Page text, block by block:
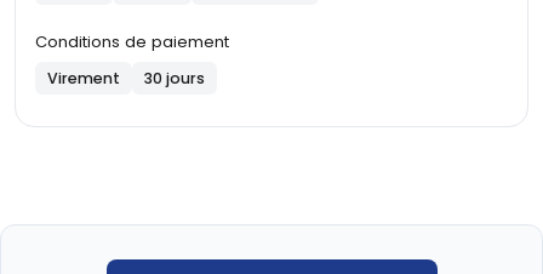
Conditions de paiement
Virement 30 jours